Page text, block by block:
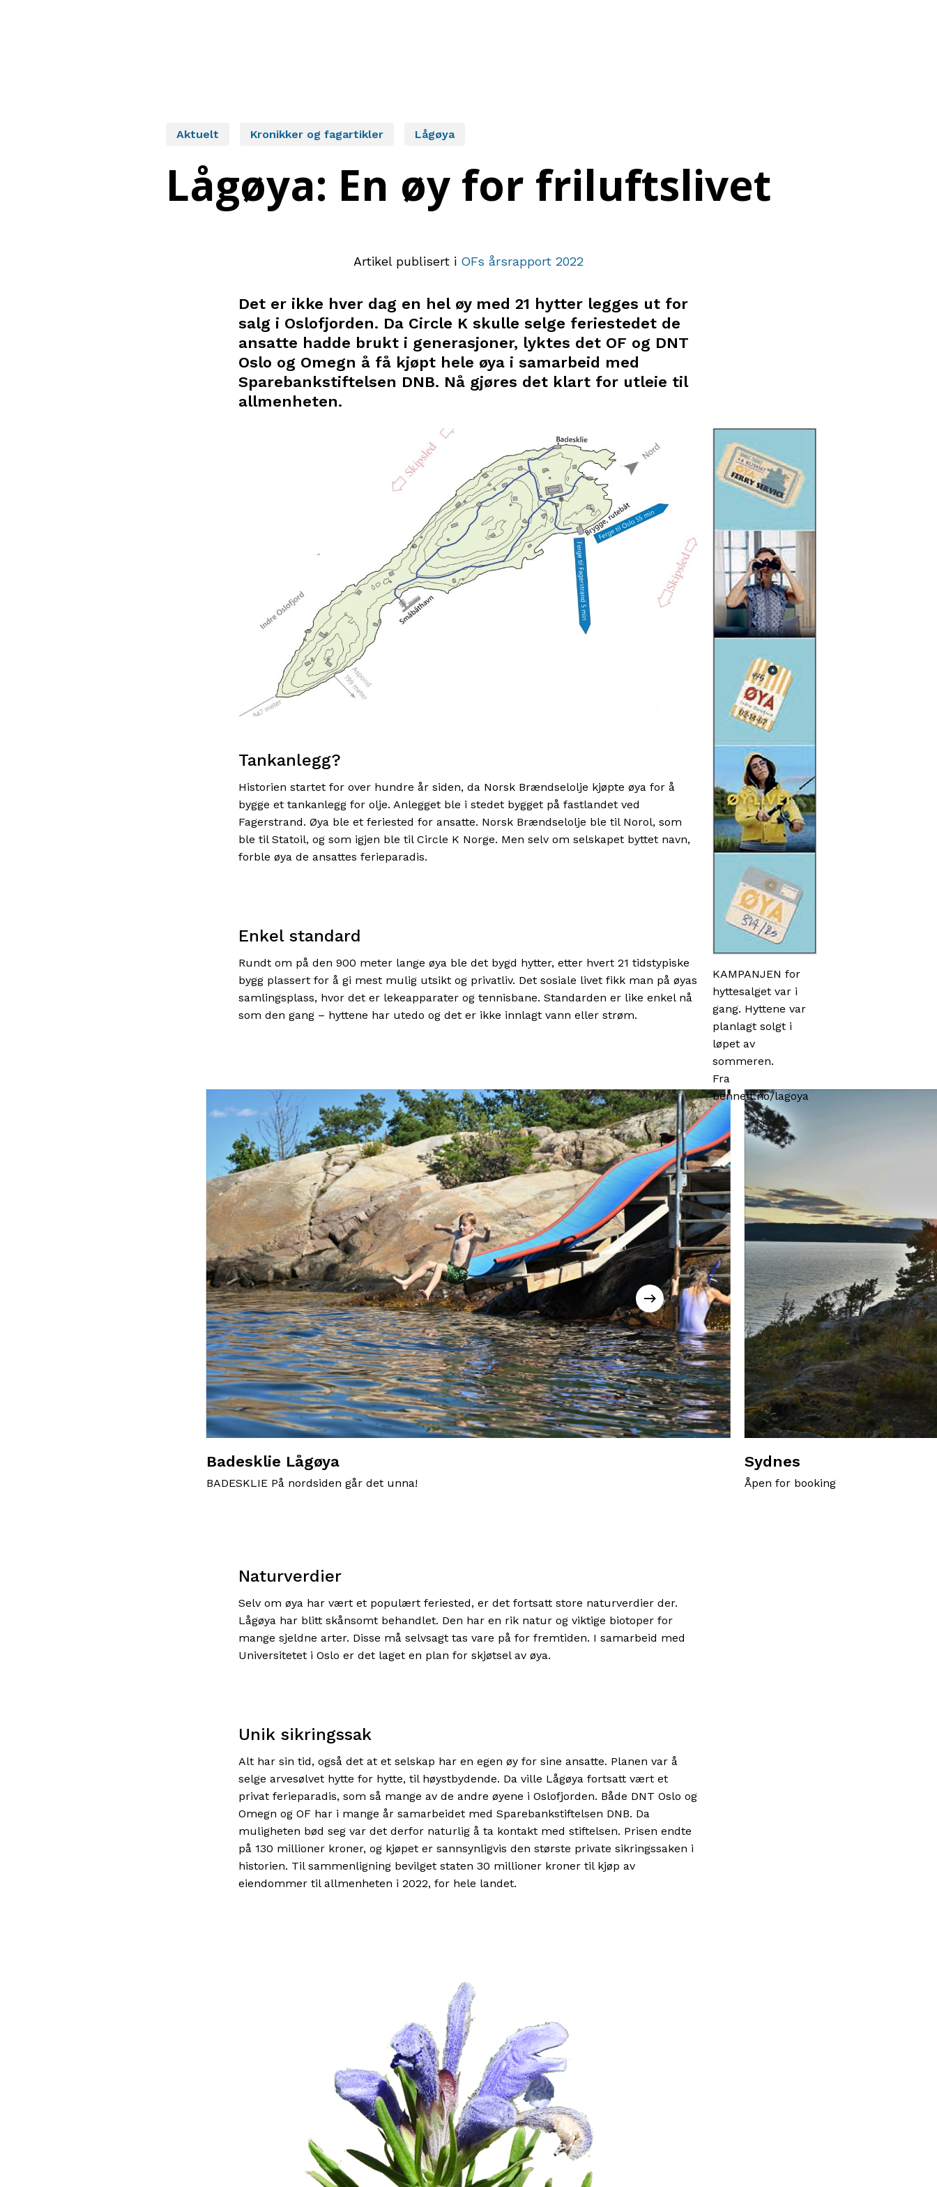
Aktuelt Kronikker og fagartikler Lågøya
Lågøya: En øy for friluftslivet
Artikel publisert i OFs årsrapport 2022
Det er ikke hver dag en hel øy med 21 hytter legges ut for
salg i Oslofjorden. Da Circle K skulle selge feriestedet de
ansatte hadde brukt i generasjoner, lyktes det OF og DNT
Oslo og Omegn å få kjøpt hele øya i samarbeid med
Sparebankstiftelsen DNB. Nå gjøres det klart for utleie til
allmenheten.
Tankanlegg?
Historien startet for over hundre år siden, da Norsk Brændselolje kjøpte øya for å
bygge et tankanlegg for olje. Anlegget ble i stedet bygget på fastlandet ved
Fagerstrand. Øya ble et feriested for ansatte. Norsk Brændselolje ble til Norol, som
ble til Statoil, og som igjen ble til Circle K Norge. Men selv om selskapet byttet navn,
forble øya de ansattes ferieparadis.
Enkel standard
Rundt om på den 900 meter lange øya ble det bygd hytter, etter hvert 21 tidstypiske
bygg plassert for å gi mest mulig utsikt og privatliv. Det sosiale livet fikk man på øyas
samlingsplass, hvor det er lekeapparater og tennisbane. Standarden er like enkel nå
som den gang – hyttene har utedo og det er ikke innlagt vann eller strøm.
Badesklie Lågøya
BADESKLIE På nordsiden går det unna!
Sydnes
Åpen for booking
Naturverdier
Selv om øya har vært et populært feriested, er det fortsatt store naturverdier der.
Lågøya har blitt skånsomt behandlet. Den har en rik natur og viktige biotoper for
mange sjeldne arter. Disse må selvsagt tas vare på for fremtiden. I samarbeid med
Universitetet i Oslo er det laget en plan for skjøtsel av øya.
Unik sikringssak
Alt har sin tid, også det at et selskap har en egen øy for sine ansatte. Planen var å
selge arvesølvet hytte for hytte, til høystbydende. Da ville Lågøya fortsatt vært et
privat ferieparadis, som så mange av de andre øyene i Oslofjorden. Både DNT Oslo og
Omegn og OF har i mange år samarbeidet med Sparebankstiftelsen DNB. Da
muligheten bød seg var det derfor naturlig å ta kontakt med stiftelsen. Prisen endte
på 130 millioner kroner, og kjøpet er sannsynligvis den største private sikringssaken i
historien. Til sammenligning bevilget staten 30 millioner kroner til kjøp av
eiendommer til allmenheten i 2022, for hele landet.
KAMPANJEN for
hyttesalget var i
gang. Hyttene var
planlagt solgt i
løpet av
sommeren.
Fra
bennett.no/lagoya